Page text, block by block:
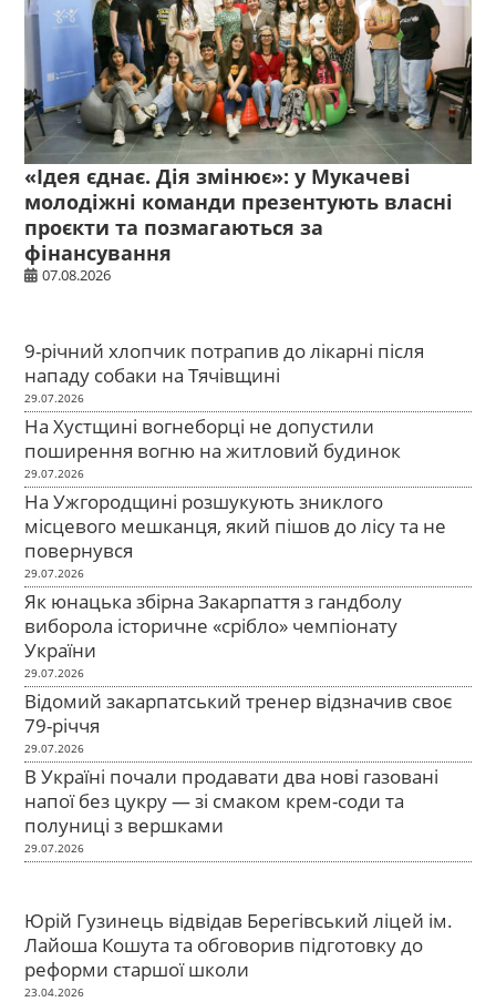
«Ідея єднає. Дія змінює»: у Мукачеві
молодіжні команди презентують власні
проєкти та позмагаються за
фінансування
07.08.2026
9-річний хлопчик потрапив до лікарні після
нападу собаки на Тячівщині
29.07.2026
На Хустщині вогнеборці не допустили
поширення вогню на житловий будинок
29.07.2026
На Ужгородщині розшукують зниклого
місцевого мешканця, який пішов до лісу та не
повернувся
29.07.2026
Як юнацька збірна Закарпаття з гандболу
виборола історичне «срібло» чемпіонату
України
29.07.2026
Відомий закарпатський тренер відзначив своє
79-річчя
29.07.2026
В Україні почали продавати два нові газовані
напої без цукру — зі смаком крем-соди та
полуниці з вершками
29.07.2026
Юрій Гузинець відвідав Берегівський ліцей ім.
Лайоша Кошута та обговорив підготовку до
реформи старшої школи
23.04.2026